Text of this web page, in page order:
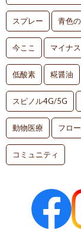
スプレー 青色
今ここ マイナス
低酸素 糀醤油
スピノル4G/5G
動物医療 フロ
コミュニティ